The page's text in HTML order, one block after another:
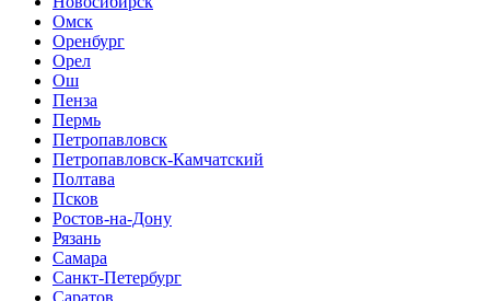
Омск
Оренбург
Орел
Ош
Пенза
Пермь
Петропавловск
Петропавловск-Камчатский
Полтава
Псков
Ростов-на-Дону
Рязань
Самара
Санкт-Петербург
Саратов